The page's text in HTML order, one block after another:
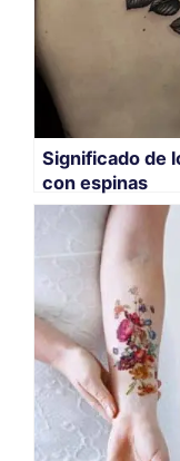
Significado de
con espinas